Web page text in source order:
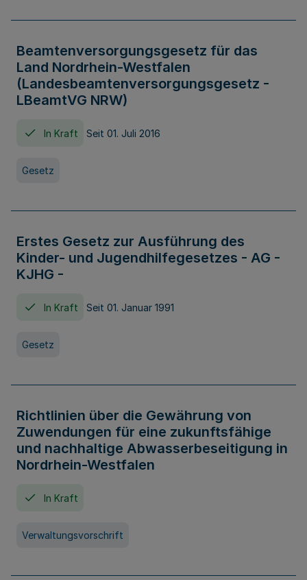
Beamtenversorgungsgesetz für das
Land Nordrhein-Westfalen
(Landesbeamtenversorgungsgesetz -
LBeamtVG NRW)
In Kraft Seit 01. Juli 2016
Gesetz
Erstes Gesetz zur Ausführung des
Kinder- und Jugendhilfegesetzes - AG -
KJHG -
In Kraft Seit 01. Januar 1991
Gesetz
Richtlinien über die Gewährung von
Zuwendungen für eine zukunftsfähige
und nachhaltige Abwasserbeseitigung in
Nordrhein-Westfalen
In Kraft
Verwaltungsvorschrift